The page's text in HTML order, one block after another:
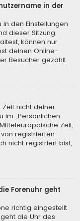
in der
den Einstellungen
dieser Sitzung
können nur
deinen Online-
Besucher gezählt.
nicht deiner
im „Persönlichen
Zeit,
registrierten
nicht registriert bist,
Forenuhr geht
richtig eingestellt
die Uhr des